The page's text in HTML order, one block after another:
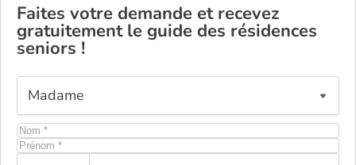
Faites votre demande et recevez
gratuitement le guide des résidences
seniors !